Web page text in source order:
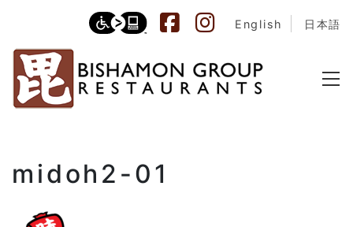
English 日本語
midoh2-01